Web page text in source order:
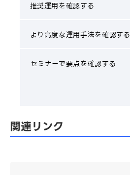
推奨運用を確認する
より高度な運用手法を確認する
セミナーで要点を確認する
関連リンク